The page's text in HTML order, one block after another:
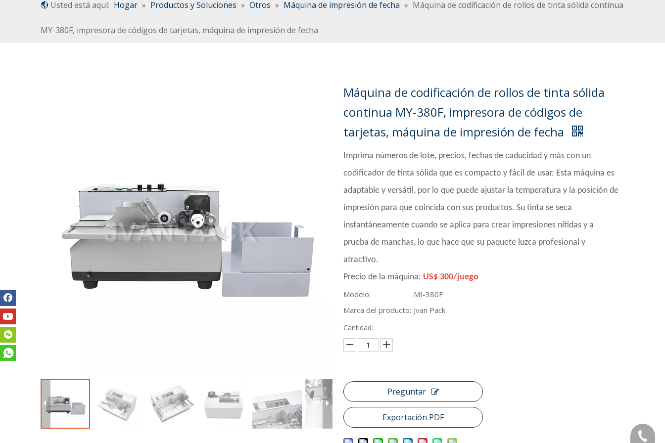
Usted está aquí: Hogar » Productos y Soluciones » Otros » Máquina de impresión de fecha » Máquina de codificación de rollos de tinta sólida continua
MY-380F, impresora de códigos de tarjetas, máquina de impresión de fecha
Máquina de codificación de rollos de tinta sólida
continua MY-380F, impresora de códigos de
tarjetas, máquina de impresión de fecha
Imprima números de lote, precios, fechas de caducidad y más con un
codificador de tinta sólida que es compacto y fácil de usar. Esta máquina es
adaptable y versátil, por lo que puede ajustar la temperatura y la posición de
impresión para que coincida con sus productos. Su tinta se seca
instantáneamente cuando se aplica para crear impresiones nítidas y a
prueba de manchas, lo que hace que su paquete luzca profesional y
atractivo.
Precio de la máquina: US$ 300/juego
Modelo:
MI-380F
Marca del producto: Jvan Pack
Cantidad:
Preguntar
Exportación PDF
+86-